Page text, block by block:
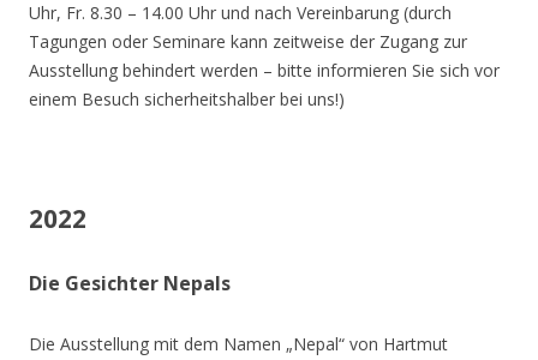
Uhr, Fr. 8.30 – 14.00 Uhr und nach Vereinbarung (durch
Tagungen oder Seminare kann zeitweise der Zugang zur
Ausstellung behindert werden – bitte informieren Sie sich vor
einem Besuch sicherheitshalber bei uns!)
2022
Die Gesichter Nepals
Die Ausstellung mit dem Namen „Nepal“ von Hartmut